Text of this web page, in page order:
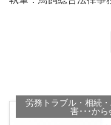
労務トラブル・相続
害･･･から